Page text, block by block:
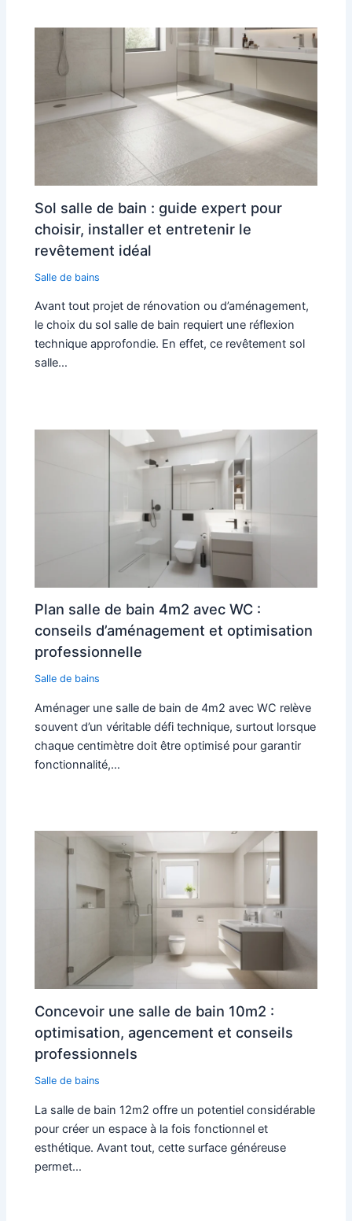
Sol salle de bain : guide expert pour
choisir, installer et entretenir le
revêtement idéal
Salle de bains
Avant tout projet de rénovation ou d’aménagement,
le choix du sol salle de bain requiert une réflexion
technique approfondie. En effet, ce revêtement sol
salle…
Plan salle de bain 4m2 avec WC :
conseils d’aménagement et optimisation
professionnelle
Salle de bains
Aménager une salle de bain de 4m2 avec WC relève
souvent d’un véritable défi technique, surtout lorsque
chaque centimètre doit être optimisé pour garantir
fonctionnalité,…
Concevoir une salle de bain 10m2 :
optimisation, agencement et conseils
professionnels
Salle de bains
La salle de bain 12m2 offre un potentiel considérable
pour créer un espace à la fois fonctionnel et
esthétique. Avant tout, cette surface généreuse
permet…